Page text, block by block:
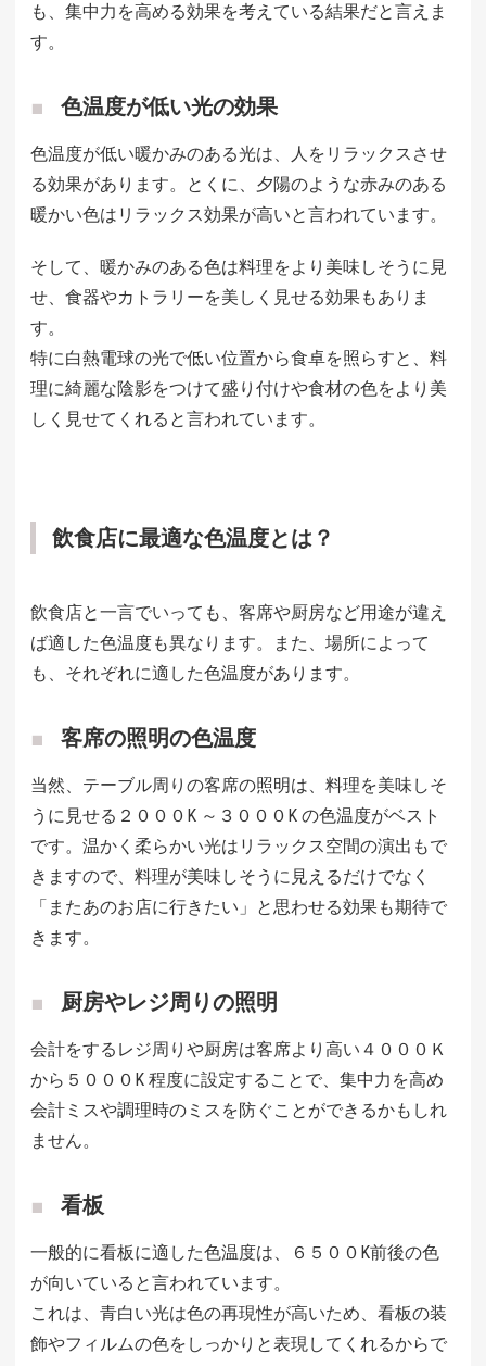
も、集中力を高める効果を考えている結果だと言えま
す。
色温度が低い光の効果
色温度が低い暖かみのある光は、人をリラックスさせ
る効果があります。とくに、夕陽のような赤みのある
暖かい色はリラックス効果が高いと言われています。
そして、暖かみのある色は料理をより美味しそうに見
せ、食器やカトラリーを美しく見せる効果もありま
す。
特に白熱電球の光で低い位置から食卓を照らすと、料
理に綺麗な陰影をつけて盛り付けや食材の色をより美
しく見せてくれると言われています。
飲食店に最適な色温度とは？
飲食店と一言でいっても、客席や厨房など用途が違え
ば適した色温度も異なります。また、場所によって
も、それぞれに適した色温度があります。
客席の照明の色温度
当然、テーブル周りの客席の照明は、料理を美味しそ
うに見せる２０００K ～３０００K の色温度がベスト
です。温かく柔らかい光はリラックス空間の演出もで
きますので、料理が美味しそうに見えるだけでなく
「またあのお店に行きたい」と思わせる効果も期待で
きます。
厨房やレジ周りの照明
会計をするレジ周りや厨房は客席より高い４０００Ｋ
から５０００K 程度に設定することで、集中力を高め
会計ミスや調理時のミスを防ぐことができるかもしれ
ません。
看板
一般的に看板に適した色温度は、６５００K前後の色
が向いていると言われています。
これは、青白い光は色の再現性が高いため、看板の装
飾やフィルムの色をしっかりと表現してくれるからで